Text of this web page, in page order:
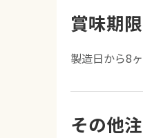
賞味期限
製造日から8
その他